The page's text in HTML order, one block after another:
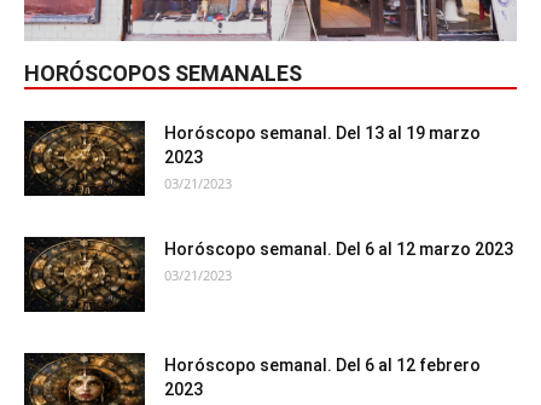
HORÓSCOPOS SEMANALES
Horóscopo semanal. Del 13 al 19 marzo
2023
03/21/2023
Horóscopo semanal. Del 6 al 12 marzo 2023
03/21/2023
Horóscopo semanal. Del 6 al 12 febrero
2023